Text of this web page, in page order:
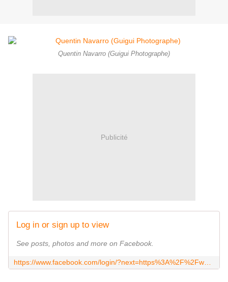
Quentin Navarro (Guigui Photographe)
Publicité
Log in or sign up to view
See posts, photos and more on Facebook.